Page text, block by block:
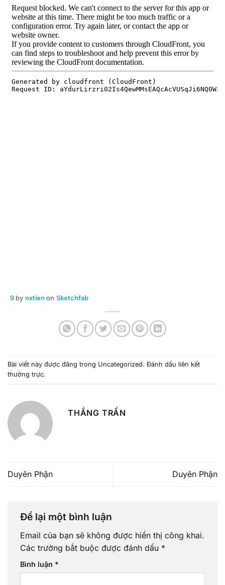
9 by nxtien on Sketchfab
Bài viết này được đăng trong Uncategorized. Đánh dấu liên kết
thường trực.
THẮNG TRẦN
Duyên Phận Duyên Phận
Để lại một bình luận
Email của bạn sẽ không được hiển thị công khai.
Các trường bắt buộc được đánh dấu *
Bình luận *